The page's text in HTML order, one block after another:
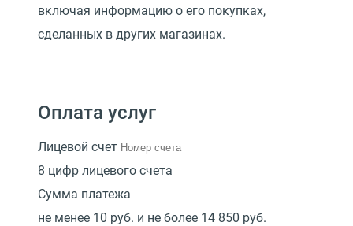
включая информацию о его покупках,
сделанных в других магазинах.
Оплата услуг
Лицевой счет
8 цифр лицевого счета
Сумма платежа
не менее 10 руб. и не более 14 850 руб.